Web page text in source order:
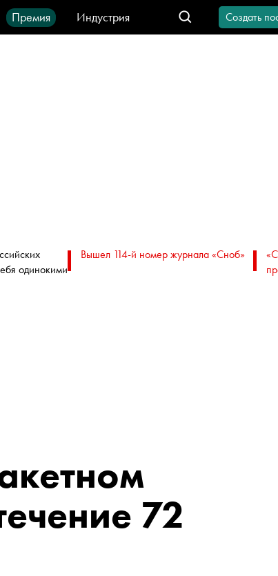
Премия
Индустрия
продукты
Создать
одинокими
Вышел 114-й номер журнала «Сноб»
72